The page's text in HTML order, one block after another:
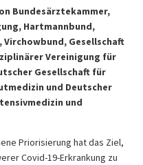
Bundesärztekammer,
Hartmannbund,
Gesellschaft
Vereinigung für
Gesellschaft für
und Deutscher
und
Priorisierung hat das Ziel,
Covid-19-Erkrankung zu